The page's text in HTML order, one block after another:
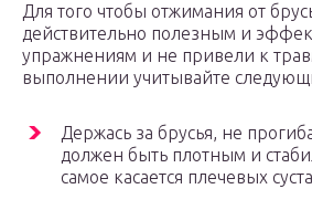
Для того чтобы отжимания от
действительно полезным и
упражнениям и не привели к
выполнении учитывайте
Держась за брусья, не
должен быть плотным и
самое касается плечевых